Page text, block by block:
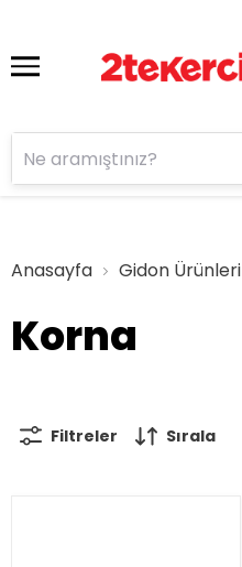
Anasayfa Gidon Ürünleri
Korna
Filtreler Sırala